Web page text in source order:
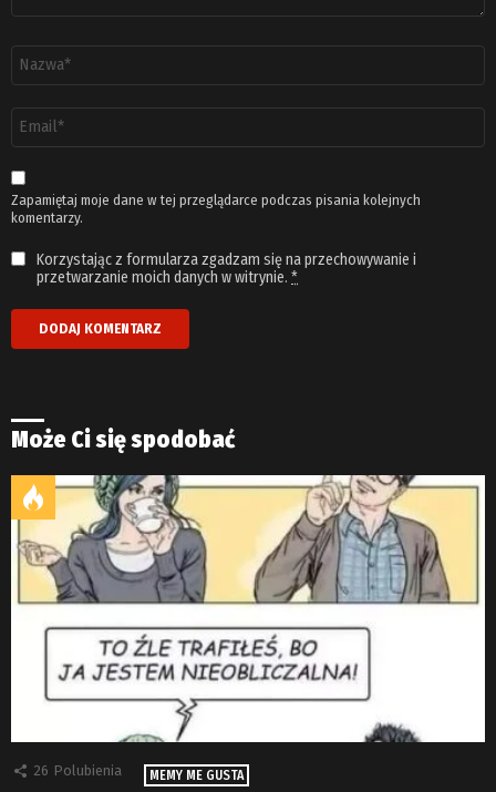
email
*
Zapamiętaj moje dane w tej przeglądarce podczas pisania kolejnych
komentarzy.
Korzystając z formularza zgadzam się na przechowywanie i
przetwarzanie moich danych w witrynie. *
Może Ci się spodobać
26 Polubienia MEMY ME GUSTA